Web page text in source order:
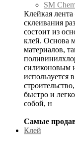
SM
Клейкая
склеивания
состоит из
клей. Основа
материалов,
силиконовым
используется
быстро и
собой, н
Самые
Клей